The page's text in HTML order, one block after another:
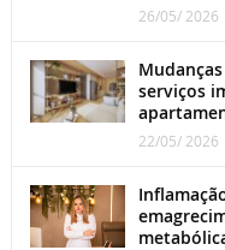
26/05/ 2026
serviços
22/05/ 2026